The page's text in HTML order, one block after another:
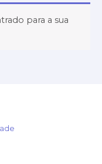
para a sua